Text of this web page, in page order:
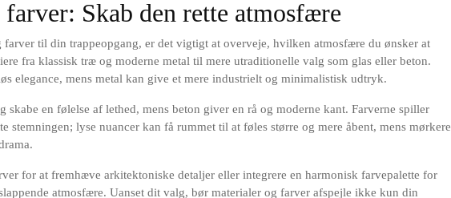
Skab den rette atmosfære
til din trappeopgang, er det vigtigt at overveje, hvilken atmosfære du ønsker at
fra klassisk træ og moderne metal til mere utraditionelle valg som glas eller beton.
elegance, mens metal kan give et mere industrielt og minimalistisk udtryk.
skabe en følelse af lethed, mens beton giver en rå og moderne kant. Farverne spiller
stemningen; lyse nuancer kan få rummet til at føles større og mere åbent, mens mørkere
for at fremhæve arkitektoniske detaljer eller integrere en harmonisk farvepalette for
atmosfære. Uanset dit valg, bør materialer og farver afspejle ikke kun din